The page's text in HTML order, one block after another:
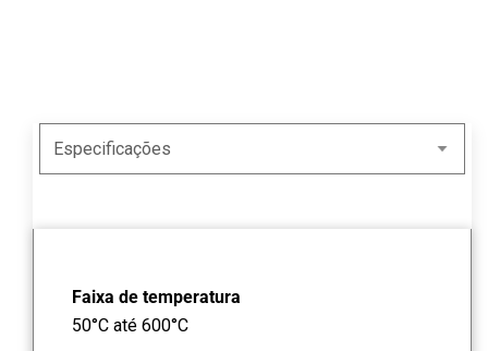
Faixa de temperatura
50°C até 600°C